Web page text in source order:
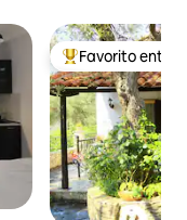
De los mejores
Favorito entre